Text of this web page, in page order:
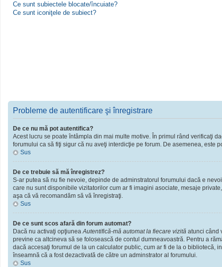
Ce sunt subiectele blocate/încuiate?
Ce sunt iconiţele de subiect?
Probleme de autentificare şi înregistrare
De ce nu mă pot autentifica?
Acest lucru se poate întâmpla din mai multe motive. În primul rând verificaţi
forumului ca să fiţi sigur că nu aveţi interdicţie pe forum. De asemenea,
Sus
De ce trebuie să mă înregistrez?
S-ar putea să nu fie nevoie, depinde de adminstratorul forumului dacă e
care nu sunt disponibile vizitatorilor cum ar fi imagini asociate, mesaje
aşa că vă recomandăm să vă înregistraţi.
Sus
De ce sunt scos afară din forum automat?
Dacă nu activaţi opţiuneaAutentifică-mă automat la fiecare vizită atunci când
previne ca altcineva să se folosească de contul dumneavoastră. Pentru a
dacă accesaţi forumul de la un calculator public, cum ar fi de la o bibliotecă,
înseamnă că a fost dezactivată de către un adminstrator al forumului.
Sus